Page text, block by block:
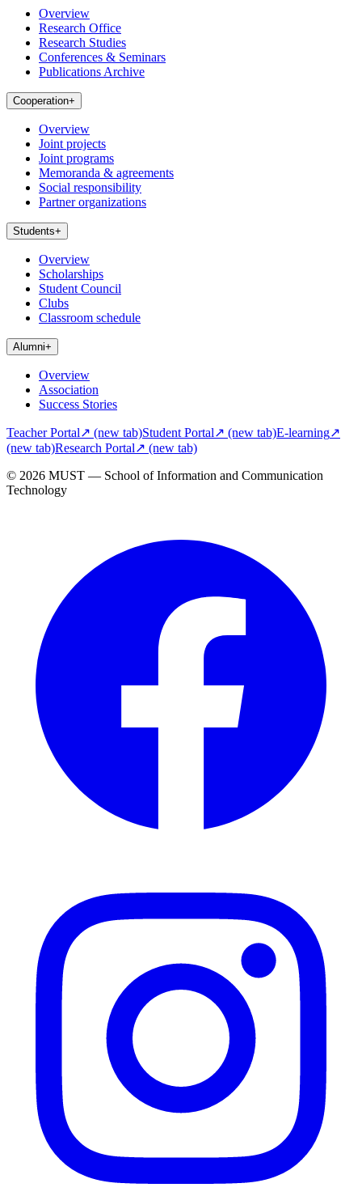
Overview
Research Office
Research Studies
Conferences & Seminars
Publications Archive
Cooperation+
Overview
Joint projects
Joint programs
Memoranda & agreements
Social responsibility
Partner organizations
Students+
Overview
Scholarships
Student Council
Clubs
Classroom schedule
Alumni+
Overview
Association
Success Stories
Teacher Portal↗ (new tab)Student Portal↗ (new tab)E-learning↗
(new tab)Research Portal↗ (new tab)
© 2026 MUST — School of Information and Communication
Technology